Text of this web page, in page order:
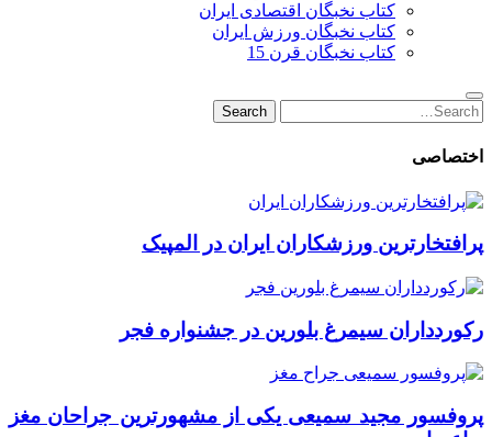
کتاب نخبگان اقتصادی ایران
کتاب نخبگان ورزش ایران
کتاب نخبگان قرن 15
Search
for:
Search
اختصاصی
پرافتخارترین ورزشکاران ایران در المپیک
رکوردداران سیمرغ بلورین در جشنواره فجر
پروفسور مجید سمیعی یکی از مشهورترین جراحان مغز